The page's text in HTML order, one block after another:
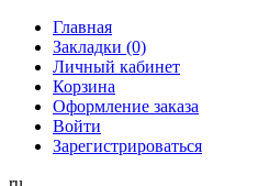
Главная
Закладки (0)
Личный кабинет
Корзина
Оформление заказа
Войти
Зарегистрироваться